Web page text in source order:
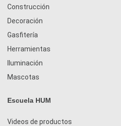
Construcción
Decoración
Gasfitería
Herramientas
Iluminación
Mascotas
Escuela HUM
Videos de productos